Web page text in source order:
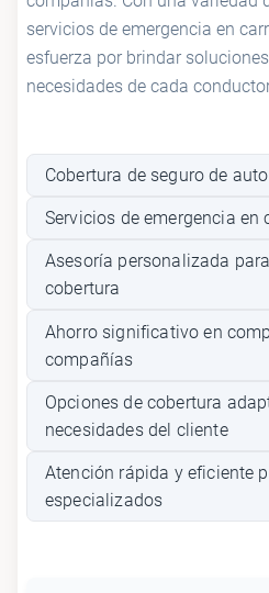
servicios de emergencia en
esfuerza por brindar
necesidades de cada
Cobertura de seguro de auto
Servicios de emergencia en
Asesoría personalizada
cobertura
Ahorro significativo en
compañías
Opciones de cobertura
necesidades del cliente
Atención rápida y eficiente
especializados